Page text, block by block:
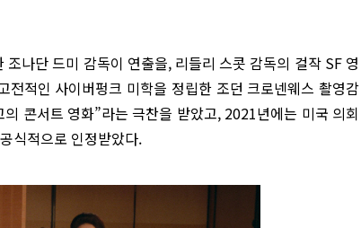
조나단 드미 감독이 연출을, 리들리 스콧 감독의 걸작 SF 영
전적인 사이버펑크 미학을 정립한 조던 크로넨웨스 촬영감
콘서트 영화”라는 극찬을 받았고, 2021년에는 미국 의회
식적으로 인정받았다.